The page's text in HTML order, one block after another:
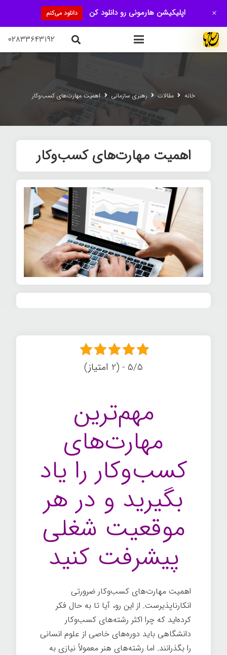
۰۲۸۳۳۶۴۳۱۹۲
خانه مقالات رهبری سازمانی اهمیت مهارت‌های کسب‌وکار
اهمیت مهارت‌های کسب‌وکار
5/5 - (2 امتیاز)
مهم‌ترین
مهارت‌های
کسب‌وکار را یاد
بگیرید و در هر
موقعیت شغلی
پیشرفت کنید
اهمیت مهارت‌های کسب‌وکار ضرورتی
انکارناپذیرست. از این رو، آیا تا به حال فکر
کرده‌اید که چرا اکثر رشته‌های کسب‌وکار
دانشگاهی باید دوره‌های خاصی از علوم انسانی
را بگذرانند. اما رشته‌های هنر معمولاً نیازی به
اپلیکیشن هارمونی رو دانلود کن دانلود می‌کنم +